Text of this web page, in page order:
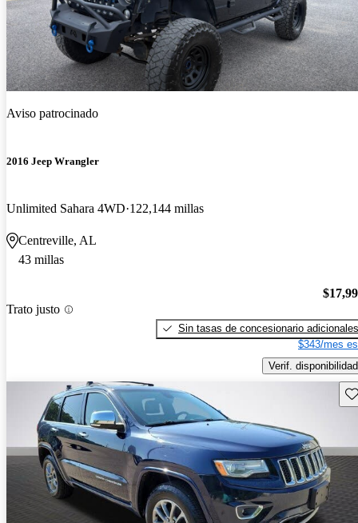
Aviso patrocinado
2016 Jeep Wrangler
Unlimited Sahara 4WD 122,144 millas
Centreville, AL
43 millas
Trato justo
Sin tasas de concesionario adicionales
$343/mes
Verif. disponibilidad